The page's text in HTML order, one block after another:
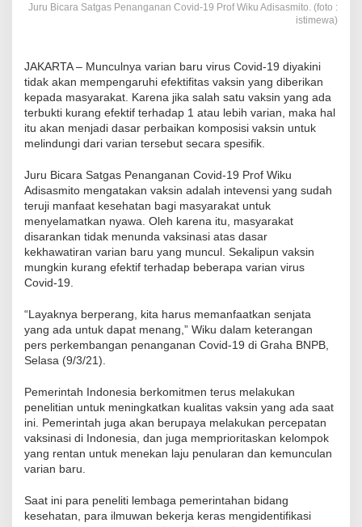
Juru Bicara Satgas Penanganan Covid-19 Prof Wiku Adisasmito. (foto :
istimewa)
JAKARTA – Munculnya varian baru virus Covid-19 diyakini
tidak akan mempengaruhi efektifitas vaksin yang diberikan
kepada masyarakat. Karena jika salah satu vaksin yang ada
terbukti kurang efektif terhadap 1 atau lebih varian, maka hal
itu akan menjadi dasar perbaikan komposisi vaksin untuk
melindungi dari varian tersebut secara spesifik.
Juru Bicara Satgas Penanganan Covid-19 Prof Wiku
Adisasmito mengatakan vaksin adalah intevensi yang sudah
teruji manfaat kesehatan bagi masyarakat untuk
menyelamatkan nyawa. Oleh karena itu, masyarakat
disarankan tidak menunda vaksinasi atas dasar
kekhawatiran varian baru yang muncul. Sekalipun vaksin
mungkin kurang efektif terhadap beberapa varian virus
Covid-19.
“Layaknya berperang, kita harus memanfaatkan senjata
yang ada untuk dapat menang,” Wiku dalam keterangan
pers perkembangan penanganan Covid-19 di Graha BNPB,
Selasa (9/3/21).
Pemerintah Indonesia berkomitmen terus melakukan
penelitian untuk meningkatkan kualitas vaksin yang ada saat
ini. Pemerintah juga akan berupaya melakukan percepatan
vaksinasi di Indonesia, dan juga memprioritaskan kelompok
yang rentan untuk menekan laju penularan dan kemunculan
varian baru.
Saat ini para peneliti lembaga pemerintahan bidang
kesehatan, para ilmuwan bekerja keras mengidentifikasi